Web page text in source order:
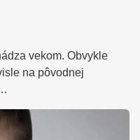
vekom. Obvykle
na pôvodnej